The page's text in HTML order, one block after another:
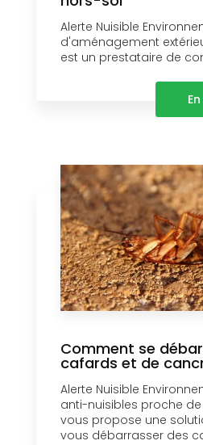
Alerte Nuisible
d'aménagement
est un prestataire de
Comment se
cafards et de
Alerte Nuisible
anti-nuisibles proche
vous propose une
vous débarrasser des